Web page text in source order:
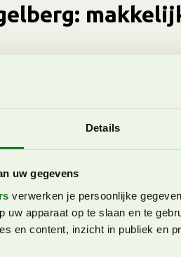
Details
uw gegevens
verwerken je persoonlijke
uw apparaat op te slaan en te
en content, inzicht in publiek en
Nederland comfortabel met de
Arnhem om rond 6.15 uur
Vanaf daar nemen we de
met
rijdt de Globi Express met zelfs
staan boekjes over Globi,
ingaat (op het balkon) hangen
Onderweg kom je namelijk
een woord en met het
ophalen.